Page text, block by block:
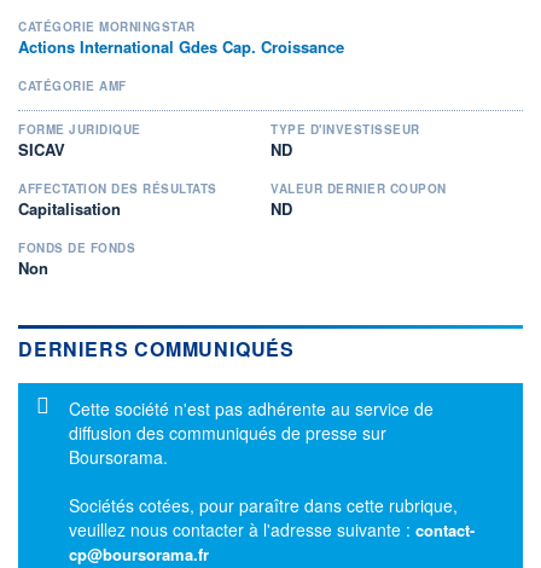
CATÉGORIE MORNINGSTAR
Actions International Gdes Cap. Croissance
CATÉGORIE AMF
FORME JURIDIQUE
SICAV
TYPE D'INVESTISSEUR
ND
AFFECTATION DES RÉSULTATS
Capitalisation
VALEUR DERNIER COUPON
ND
FONDS DE FONDS
Non
DERNIERS COMMUNIQUÉS
Message d'information
Cette société n'est pas adhérente au service de
diffusion des communiqués de presse sur
Boursorama.
Sociétés cotées, pour paraître dans cette rubrique,
veuillez nous contacter à l'adresse suivante : contact-
cp@boursorama.fr